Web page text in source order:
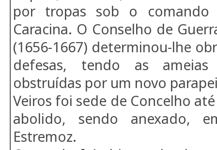
por tropas sob o comando
Caracina. O Conselho de
(1656-1667) determinou-lhe
defesas, tendo as ameias
obstruídas por um novo
Veiros foi sede de Concelho
abolido, sendo anexado,
Estremoz.